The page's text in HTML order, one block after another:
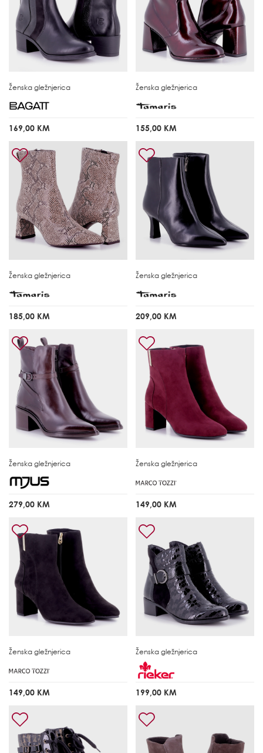
Ženska gležnjerica
169,00 KM
Ženska gležnjerica
155,00 KM
Ženska gležnjerica
185,00 KM
Ženska gležnjerica
209,00 KM
Ženska gležnjerica
279,00 KM
Ženska gležnjerica
149,00 KM
Ženska gležnjerica
149,00 KM
Ženska gležnjerica
199,00 KM